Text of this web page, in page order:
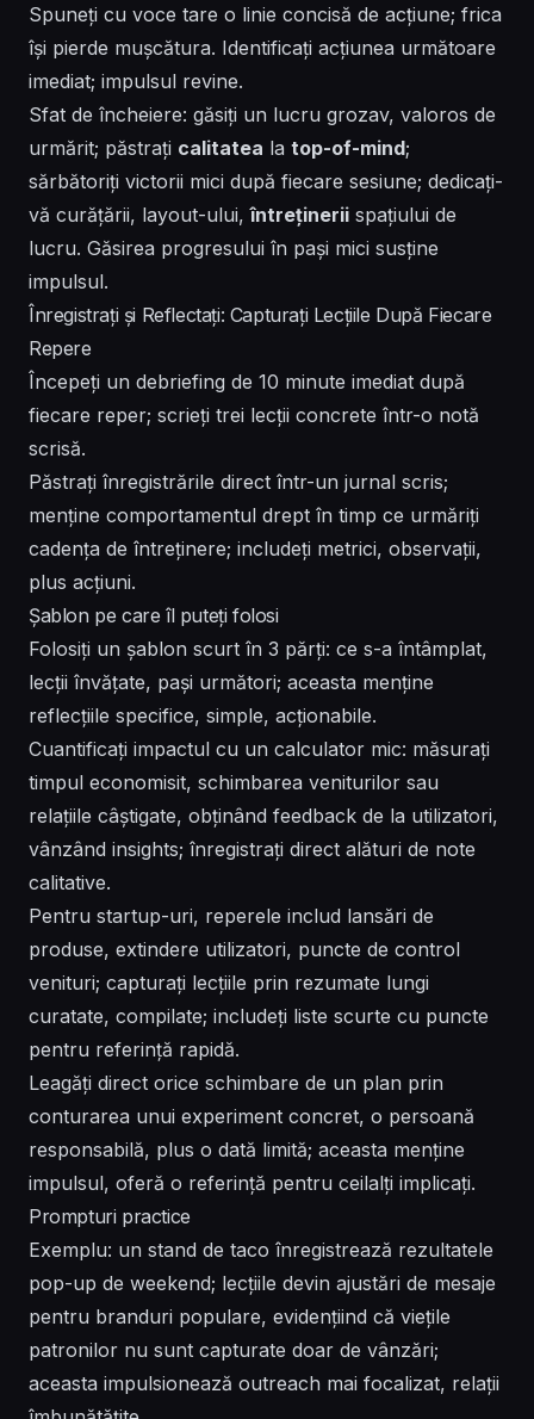
Spuneți cu voce tare o linie concisă de acțiune; frica
își pierde mușcătura. Identificați acțiunea următoare
imediat; impulsul revine.
Sfat de încheiere: găsiți un lucru grozav, valoros de
urmărit; păstrați calitatea la top-of-mind;
sărbătoriți victorii mici după fiecare sesiune; dedicați-
vă curățării, layout-ului,întreținerii spațiului de
lucru. Găsirea progresului în pași mici susține
impulsul.
Înregistrați și Reflectați: Capturați Lecțiile După Fiecare
Repere
Începeți un debriefing de 10 minute imediat după
fiecare reper; scrieți trei lecții concrete într-o notă
scrisă.
Păstrați înregistrările direct într-un jurnal scris;
menține comportamentul drept în timp ce urmăriți
cadența de întreținere; includeți metrici, observații,
plus acțiuni.
Șablon pe care îl puteți folosi
Folosiți un șablon scurt în 3 părți: ce s-a întâmplat,
lecții învățate, pași următori; aceasta menține
reflecțiile specifice, simple, acționabile.
Cuantificați impactul cu un calculator mic: măsurați
timpul economisit, schimbarea veniturilor sau
relațiile câștigate, obținând feedback de la utilizatori,
vânzând insights; înregistrați direct alături de note
calitative.
Pentru startup-uri, reperele includ lansări de
produse, extindere utilizatori, puncte de control
venituri; capturați lecțiile prin rezumate lungi
curatate, compilate; includeți liste scurte cu puncte
pentru referință rapidă.
Leagăți direct orice schimbare de un plan prin
conturarea unui experiment concret, o persoană
responsabilă, plus o dată limită; aceasta menține
impulsul, oferă o referință pentru ceilalți implicați.
Prompturi practice
Exemplu: un stand de taco înregistrează rezultatele
pop-up de weekend; lecțiile devin ajustări de mesaje
pentru branduri populare, evidențiind că viețile
patronilor nu sunt capturate doar de vânzări;
aceasta impulsionează outreach mai focalizat, relații